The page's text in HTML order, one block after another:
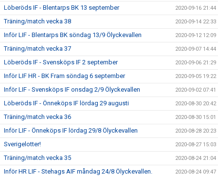
Löberöds IF - Blentarps BK 13 september 2020-09-16 21:44
Träning/match vecka 38 2020-09-14 22:33
Inför LIF - Blentarps BK söndag 13/9 Ölyckevallen 2020-09-12 12:09
Träning/match vecka 37 2020-09-07 14:44
Löberöds IF - Svensköps IF 2 september 2020-09-06 21:29
Inför LIF HR - BK Fram söndag 6 september 2020-09-05 19:22
Inför LIF - Svensköps IF onsdag 2/9 Ölyckevallen 2020-09-02 07:41
Löberöds IF - Önneköps IF lördag 29 augusti 2020-08-30 20:42
Träning/match vecka 36 2020-08-30 15:01
Inför LIF - Önneköps IF lördag 29/8 Ölyckevallen 2020-08-28 20:23
Sverigelotter! 2020-08-27 15:03
Träning/match vecka 35 2020-08-24 21:04
Inför HR LIF - Stehags AIF måndag 24/8 Ölyckevallen. 2020-08-24 09:47